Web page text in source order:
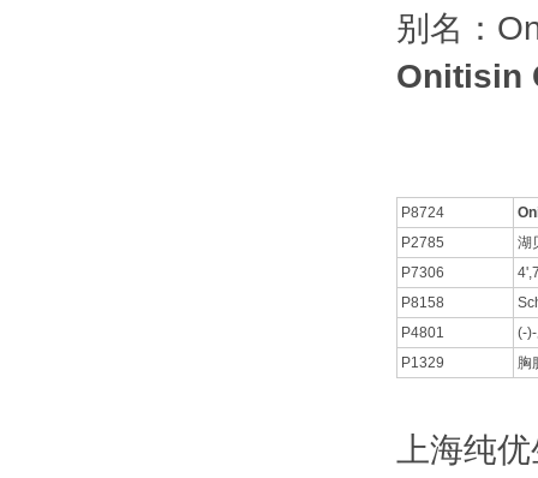
别名：
Onitisin
P8724
P2785
湖
P7306
P8158
P4801
(-
P1329
胸
上海纯